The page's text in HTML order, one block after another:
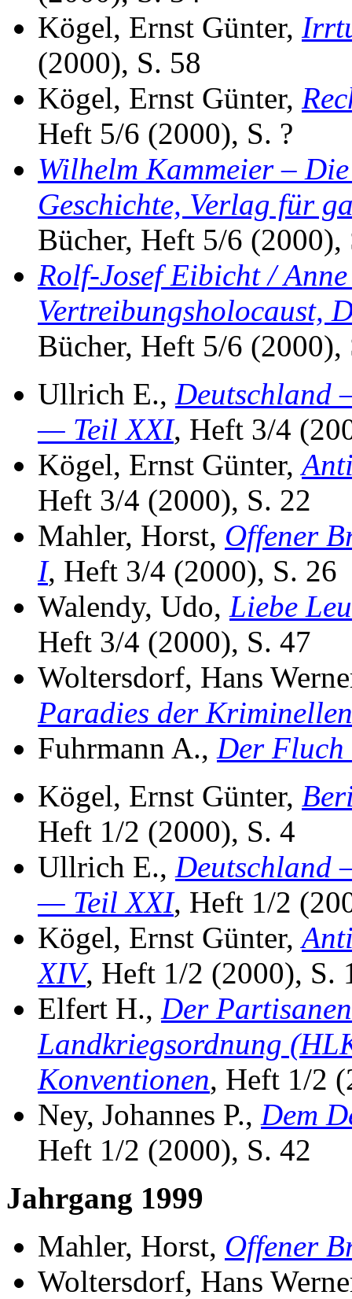
Kögel, Ernst Günter,
(2000), S. 58
Kögel, Ernst Günter,
Heft 5/6 (2000), S. ?
Wilhelm Kammeier –
Geschichte, Verlag für
Bücher, Heft 5/6 (2000),
Rolf-Josef Eibicht /
Vertreibungsholocaust,
Bücher, Heft 5/6 (2000),
Ullrich E., Deutschland
— Teil XXI, Heft 3/4
Kögel, Ernst Günter,
Heft 3/4 (2000), S. 22
Mahler, Horst, Offener
I, Heft 3/4 (2000), S. 26
Walendy, Udo, Liebe
Heft 3/4 (2000), S. 47
Woltersdorf, Hans
Paradies der Kriminellen
Fuhrmann A., Der Fluch
Kögel, Ernst Günter,
Heft 1/2 (2000), S. 4
Ullrich E., Deutschland
— Teil XXI, Heft 1/2
Kögel, Ernst Günter,
XIV, Heft 1/2 (2000), S.
Elfert H., Der
Landkriegsordnung
Konventionen, Heft 1/2
Ney, Johannes P., Dem
Heft 1/2 (2000), S. 42
Jahrgang 1999
Mahler, Horst, Offener
Woltersdorf, Hans